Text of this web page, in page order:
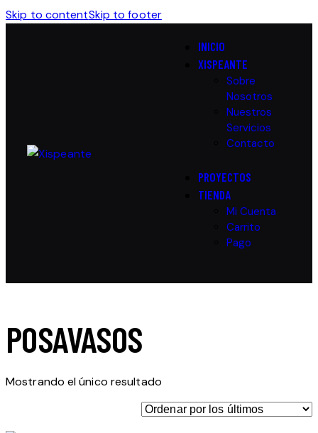
Skip to contentSkip to footer
INICIO
XISPEANTE
Sobre
Nosotros
Nuestros
Servicios
Contacto
PROYECTOS
TIENDA
Mi Cuenta
Carrito
Pago
POSAVASOS
Mostrando el único resultado